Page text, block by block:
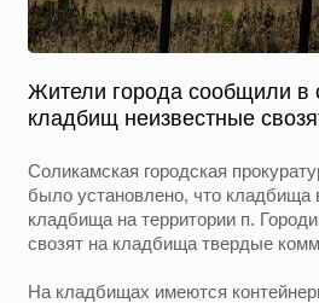
Жители города сообщили в
кладбищ неизвестные
Соликамская городская
было установлено, что кладбища
кладбища на территории п.
свозят на кладбища твердые
На кладбищах имеются